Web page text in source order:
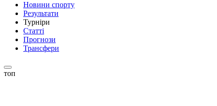
Новини спорту
Результати
Турніри
Статті
Прогнози
Трансфери
топ